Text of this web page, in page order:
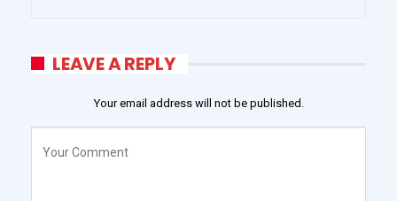
LEAVE A REPLY
Your email address will not be published.